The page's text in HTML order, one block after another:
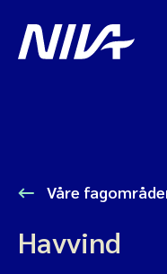
Våre
Havvind